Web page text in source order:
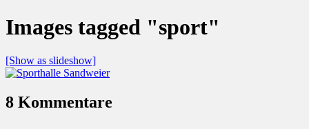
Images tagged "sport"
[Show as slideshow]
8 Kommentare